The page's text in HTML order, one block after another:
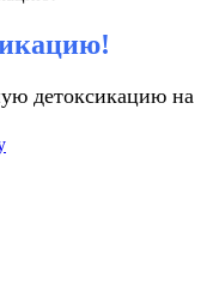
детоксикацию на